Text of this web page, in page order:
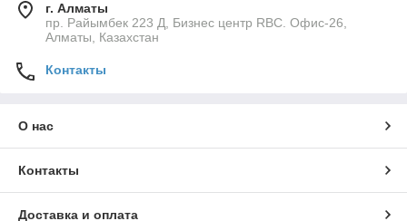
г. Алматы
пр. Райымбек 223 Д, Бизнес центр RBC. Офис-26,
Алматы, Казахстан
Контакты
О нас
Контакты
Доставка и оплата